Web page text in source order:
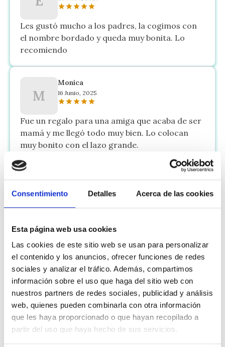
Consentimiento Detalles Acerca de las cookies
Esta página web usa cookies
Las cookies de este sitio web se usan para personalizar
el contenido y los anuncios, ofrecer funciones de redes
sociales y analizar el tráfico. Además, compartimos
información sobre el uso que haga del sitio web con
nuestros partners de redes sociales, publicidad y análisis
web, quienes pueden combinarla con otra información
que les haya proporcionado o que hayan recopilado a
partir del uso que haya hecho de sus servicios.
Les gustó mucho a los padres, la cogimos con
el nombre bordado y queda muy bonita. Lo
recomiendo
M
Monica
16 Junio, 2025
Fue un regalo para una amiga que acaba de ser
mamá y me llegó todo muy bien. Lo colocan
muy bonito con el lazo grande.
N
Nati
y quedó perfecta. Me llegó al día siguiente
Mostrando 5 de 9 reseñas
Cargar más
Deja tu reseña